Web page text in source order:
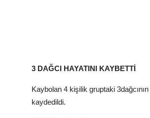
3 DAĞCI HAYATINI KAYBETTİ
Kaybolan 4 kişilik gruptaki
kaydedildi.